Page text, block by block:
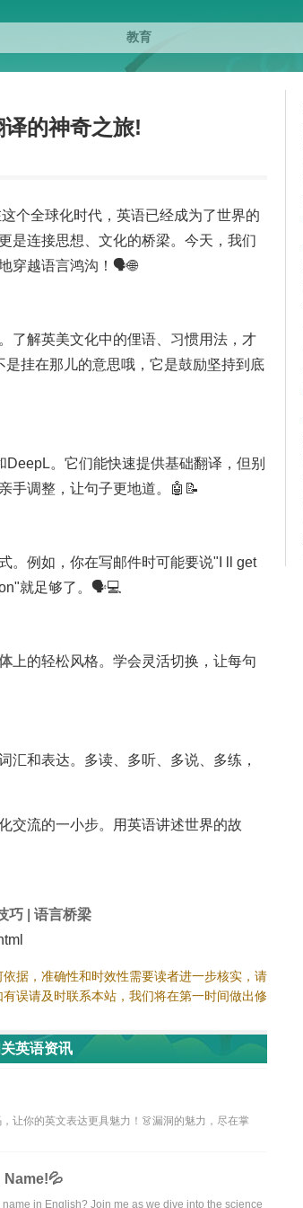
的神奇之旅!
个全球化时代，英语已经成为了世界的
是连接思想、文化的桥梁。今天，我们
穿越语言鸿沟！🗣️🌐
了解英美文化中的俚语、习惯用法，才
挂在那儿的意思哦，它是鼓励坚持到底
。它们能快速提供基础翻译，但别
手调整，让句子更地道。🤖📝
。例如，你在写邮件时可能要说"I ll get
就足够了。🗣️💻
上的轻松风格。学会灵活切换，让每句
汇和表达。多读、多听、多说、多练，
交流的一小步。用英语讲述世界的故
巧
语言桥梁
据，准确性和时效性需要读者进一步核实，请
误请及时联系本站，我们将在第一时间做出修
英语资讯
让你的英文表达更具魅力！👗漏洞的魅力，尽在掌
in English? Join me as we dive into the science